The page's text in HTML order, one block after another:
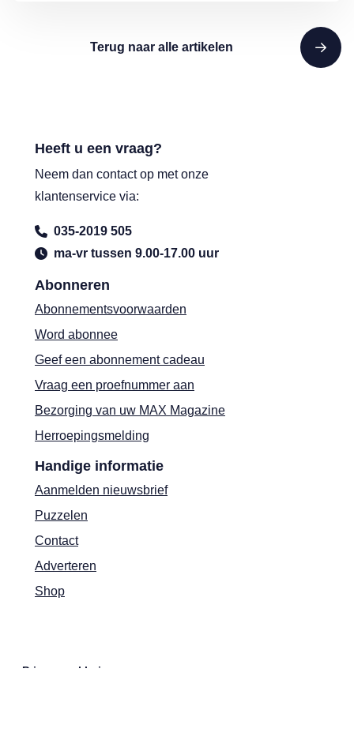
Terug naar alle artikelen
Abonneren
Abonnementsvoorwaarden
Word abonnee
Geef een abonnement cadeau
Vraag een proefnummer aan
Bezorging van uw MAX Magazine
Herroepingsmelding
Handige informatie
Aanmelden nieuwsbrief
Puzzelen
Contact
Adverteren
Shop
Heeft u een vraag?
Neem dan contact op met onze
klantenservice via:
035-2019 505
ma-vr tussen 9.00-17.00 uur
Privacyverklaring